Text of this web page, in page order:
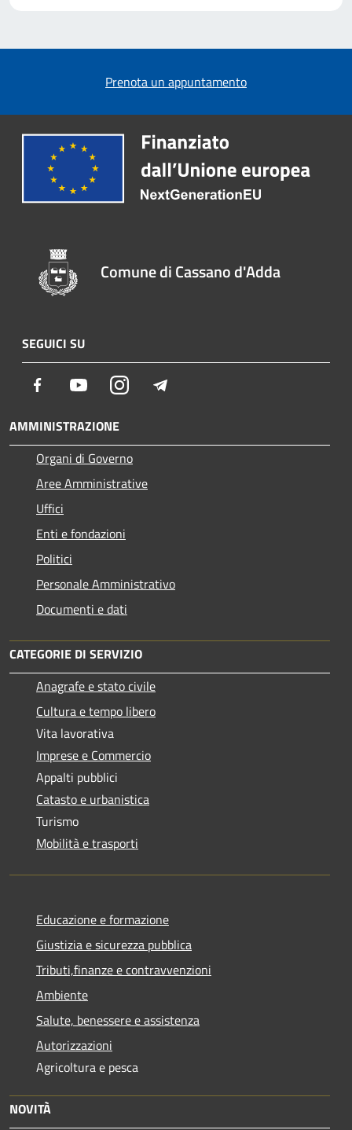
Prenota un appuntamento
Comune di Cassano d'Adda
SEGUICI SU
Facebook YoutubeInstagram
AMMINISTRAZIONE
Organi di Governo
Aree Amministrative
Uffici
Enti e fondazioni
Politici
Personale Amministrativo
Documenti e dati
CATEGORIE DI SERVIZIO
Anagrafe e stato civile
Cultura e tempo libero
Vita lavorativa
Imprese e Commercio
Appalti pubblici
Catasto e urbanistica
Turismo
Mobilità e trasporti
Educazione e formazione
Giustizia e sicurezza pubblica
Tributi,finanze e contravvenzioni
Ambiente
Salute, benessere e assistenza
Autorizzazioni
Agricoltura e pesca
NOVITÀ